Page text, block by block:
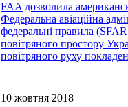
FAA дозволила
Федеральна авіаційна
федеральні правила
повітряного простору
повітряного руху
10 жовтня 2018